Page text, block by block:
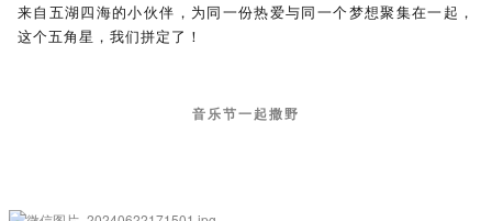
来自五湖四海的小伙伴，为同一份热爱与同一个梦想聚集在一起，
这个五角星，我们拼定了！
音乐节一起撒野